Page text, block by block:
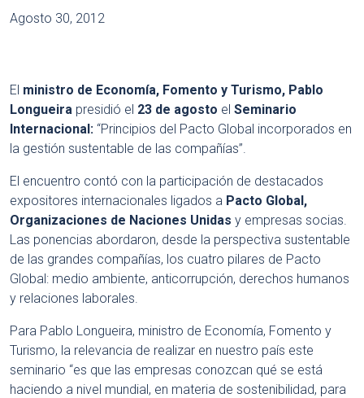
Agosto 30, 2012
El ministro de Economía, Fomento y Turismo, Pablo
Longueira presidió el 23 de agosto el Seminario
Internacional: “Principios del Pacto Global incorporados en
la gestión sustentable de las compañías”.
El encuentro contó con la participación de destacados
expositores internacionales ligados a Pacto Global,
Organizaciones de Naciones Unidas y empresas socias.
Las ponencias abordaron, desde la perspectiva sustentable
de las grandes compañías, los cuatro pilares de Pacto
Global: medio ambiente, anticorrupción, derechos humanos
y relaciones laborales.
Para Pablo Longueira, ministro de Economía, Fomento y
Turismo, la relevancia de realizar en nuestro país este
seminario “es que las empresas conozcan qué se está
haciendo a nivel mundial, en materia de sostenibilidad, para